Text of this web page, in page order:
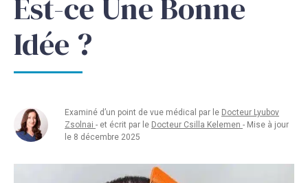
Idée ?
Examiné d’un point de vue médical par le Docteur Lyubov
Zsolnai - et écrit par le Docteur Csilla Kelemen - Mise à jour
le 8 décembre 2025